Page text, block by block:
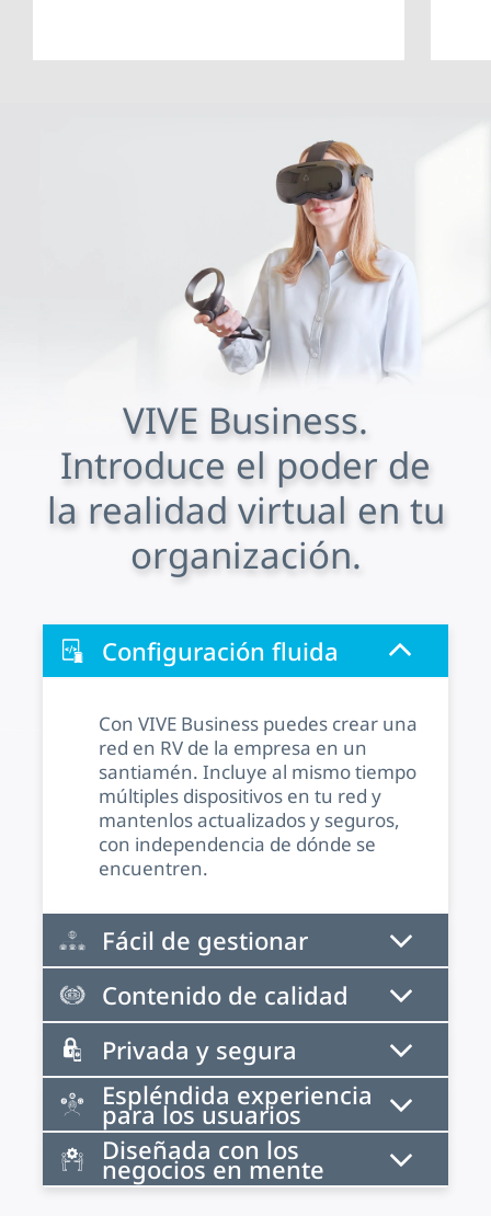
VIVE Business.
Introduce el poder de
la realidad virtual en tu
organización.
Configuración fluida
Con VIVE Business puedes crear una
red en RV de la empresa en un
santiamén. Incluye al mismo tiempo
múltiples dispositivos en tu red y
mantenlos actualizados y seguros,
con independencia de dónde se
encuentren.
Fácil de gestionar
Contenido de calidad
Privada y segura
Espléndida experiencia
para los usuarios
Diseñada con los
negocios en mente